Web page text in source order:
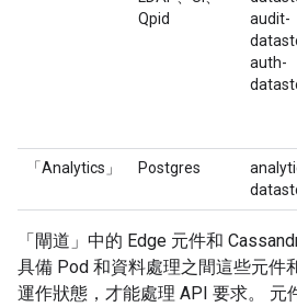
Qpid
audit-
auth-
「Analytics」 Postgres
「閘道」中的 Edge 元件和
具備 Pod 和資料處理之間這些元件
運作狀態，才能處理 API 要求。 元